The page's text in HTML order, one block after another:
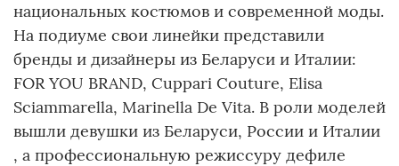
национальных костюмов и современной моды.
На подиуме свои линейки представили
бренды и дизайнеры из Беларуси и Италии:
FOR YOU BRAND, Cuppari Couture, Elisa
Sciammarella, Marinella De Vita. В роли моделей
вышли девушки из Беларуси, России и Италии
, а профессиональную режиссуру дефиле